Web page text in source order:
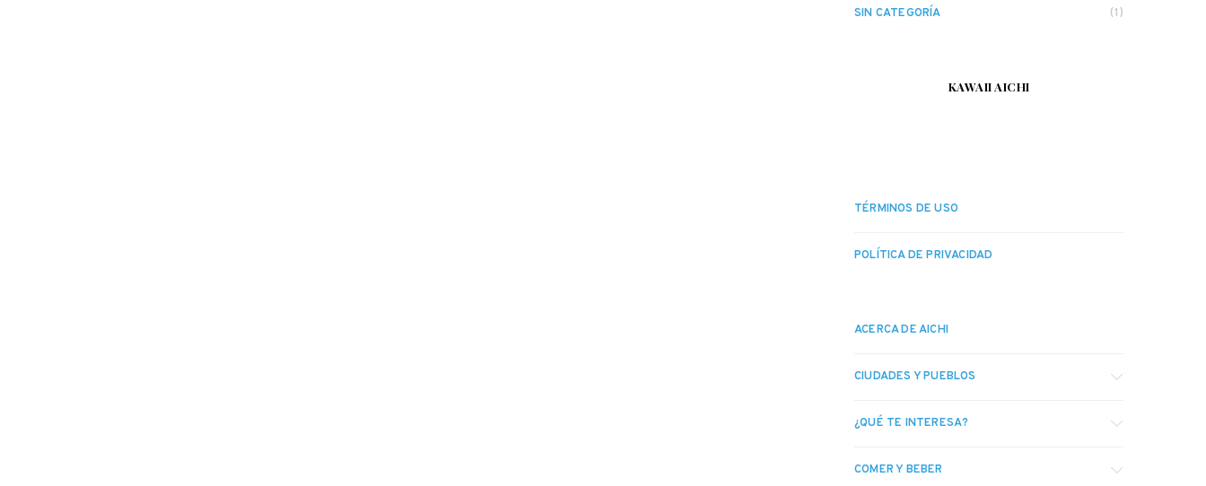
SIN CATEGORÍA (1)
KAWAII AICHI
TÉRMINOS DE USO
POLÍTICA DE PRIVACIDAD
ACERCA DE AICHI
CIUDADES Y PUEBLOS
¿QUÉ TE INTERESA?
COMER Y BEBER